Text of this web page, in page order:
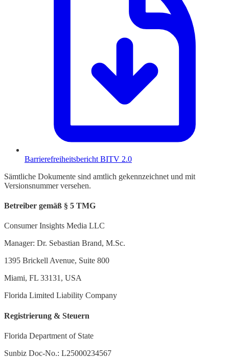
Barrierefreiheitsbericht BITV 2.0
Sämtliche Dokumente sind amtlich gekennzeichnet und mit
Versionsnummer versehen.
Betreiber gemäß § 5 TMG
Consumer Insights Media LLC
Manager: Dr. Sebastian Brand, M.Sc.
1395 Brickell Avenue, Suite 800
Miami, FL 33131, USA
Florida Limited Liability Company
Registrierung & Steuern
Florida Department of State
Sunbiz Doc-No.: L25000234567